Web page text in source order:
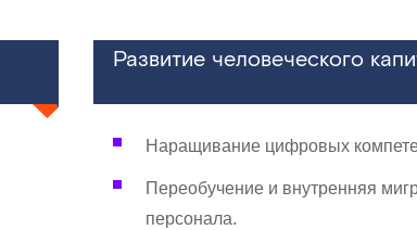
Развитие человеческого
Наращивание цифровых
Переобучение и внутренняя
персонала.